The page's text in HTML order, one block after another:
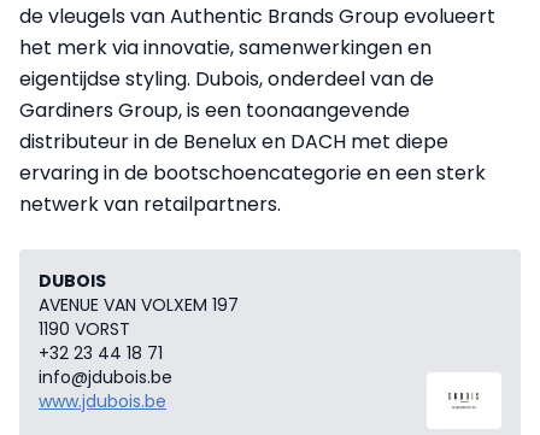
de vleugels van Authentic Brands Group evolueert
het merk via innovatie, samenwerkingen en
eigentijdse styling. Dubois, onderdeel van de
Gardiners Group, is een toonaangevende
distributeur in de Benelux en DACH met diepe
ervaring in de bootschoencategorie en een sterk
netwerk van retailpartners.
DUBOIS
AVENUE VAN VOLXEM 197
1190 VORST
+32 23 44 18 71
info@jdubois.be
www.jdubois.be